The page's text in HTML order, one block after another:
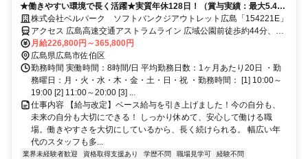
★働きやすい環境で長く活躍★実質年休128日！（賞与実績：最大5.4か
月分）
株式会社ベルパーク ソフトバンクジアウトレット広島「154221E」
アクセス 広島高速交通アストラムライン 広域公園前徒歩約44分、広
島電鉄宮島線 草津（広島県）徒歩約47分、広島電鉄宮島線 古江（広
島県）徒歩約48分
月給226,800円～365,800円
広島県広島市佐伯区
勤務時間 実働時間：8時間/日 平均勤務日数：1ヶ月あたり20日 ・勤
務曜日：月・火・水・木・金・土・日・祝 ・勤務時間： [1] 10:00～
19:00 [2] 11:00～20:00 [3] ...
仕事内容 【給与改定】ベース給与を引き上げました！今の自分も、
未来の自分も大切にできる！ しっかり休めて、安心して働ける職
場。働きやすさを大切にしているから、長く続けられる。 幅広い年
代のスタッフも多...
業界未経験者歓迎 資格取得支援あり 学歴不問 職場見学可
経験不問